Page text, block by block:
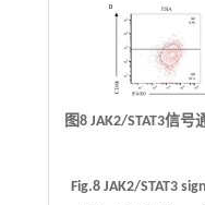
图8 JAK2/STAT3信
Fig.8 JAK2/STAT3